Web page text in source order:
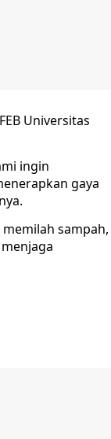
Universitas
ingin
gaya
sampah,